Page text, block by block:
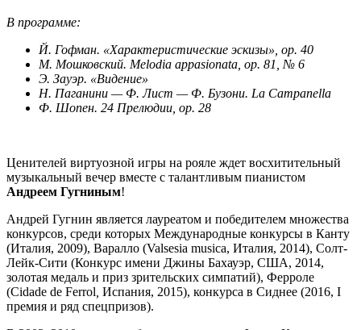
В программе:
Й. Гофман. «Характеристические эскизы», ор. 40
М. Мошковский. Melodia appasionata, ор. 81, № 6
Э. Зауэр. «Видение»
Н. Паганини — Ф. Лист — Ф. Бузони. La Campanella
Ф. Шопен. 24 Прелюдии, ор. 28
Ценителей виртуозной игры на рояле ждет восхитительный
музыкальный вечер вместе с талантливым пианистом
Андреем Гугниным!
Андрей Гугнин является лауреатом и победителем множества
конкурсов, среди которых Международные конкурсы в Канту
(Италия, 2009), Варалло (Valsesia musica, Италия, 2014), Солт-
Лейк-Сити (Конкурс имени Джины Бахауэр, США, 2014,
золотая медаль и приз зрительских симпатий), Ферроле
(Cidade de Ferrol Испания, 2015), конкурса в Сиднее (2016, I
премия и ряд спецпризов).